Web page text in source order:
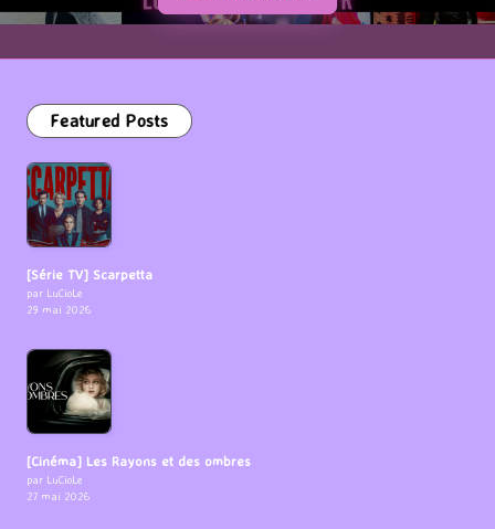
Featured Posts
[Série TV] Scarpetta
par LuCioLe
29 mai 2026
[Cinéma] Les Rayons et des ombres
par LuCioLe
27 mai 2026